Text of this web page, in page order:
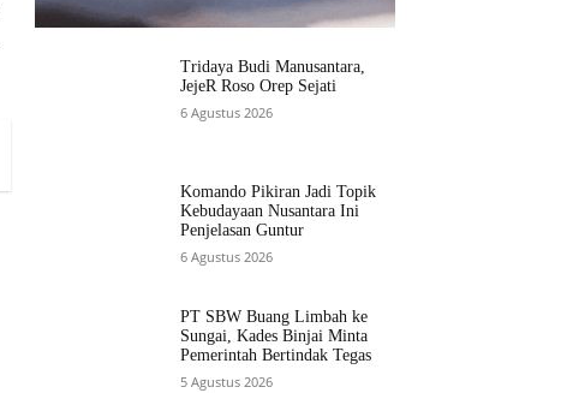
Tridaya Budi Manusantara,
JejeR Roso Orep Sejati
6 Agustus 2026
Komando Pikiran Jadi Topik
Kebudayaan Nusantara Ini
Penjelasan Guntur
6 Agustus 2026
PT SBW Buang Limbah ke
Sungai, Kades Binjai Minta
Pemerintah Bertindak Tegas
5 Agustus 2026